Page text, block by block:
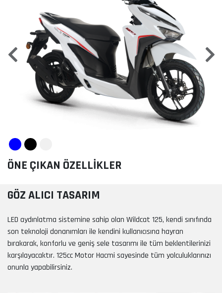
Previous
ÖNE ÇIKAN ÖZELLİKLER
GÖZ ALICI TASARIM
LED aydınlatma sistemine sahip olan Wildcat 125, kendi sınıfında
son teknoloji donanımları ile kendini kullanıcısına hayran
bırakarak, konforlu ve geniş sele tasarımı ile tüm beklentilerinizi
karşılayacaktır. 125cc Motor Hacmi sayesinde tüm yolculuklarınızı
onunla yapabilirsiniz.